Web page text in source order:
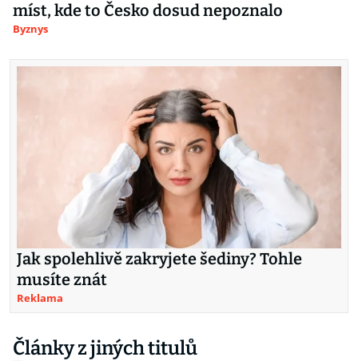
míst, kde to Česko dosud nepoznalo
Byznys
Jak spolehlivě zakryjete šediny? Tohle
musíte znát
Reklama
Články z jiných titulů